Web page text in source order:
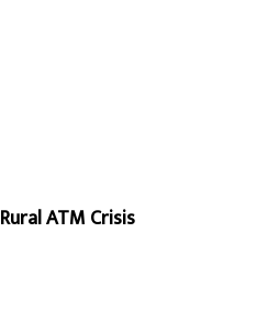
Rural ATM Crisis